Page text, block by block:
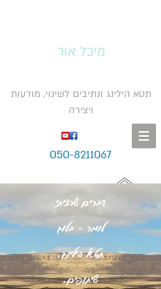
מיכל אור
תטא הילינג ונתיבים לשינוי, מודעות
ויצירה
050-8211067
דברים שרציתי
לומר - בלוג
תטא הילינג,
שיתופים,